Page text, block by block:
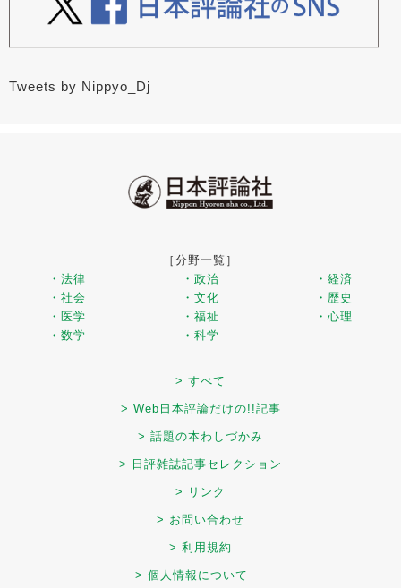
Tweets by Nippyo_Dj
［分野一覧］
・法律
・政治
・経済
・社会
・文化
・歴史
・医学
・福祉
・心理
・数学
・科学
> すべて
> Web日本評論だけの!!記事
> 話題の本わしづかみ
> 日評雑誌記事セレクション
> リンク
> お問い合わせ
> 利用規約
> 個人情報について